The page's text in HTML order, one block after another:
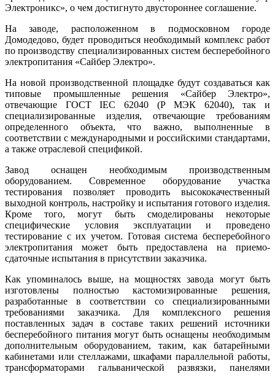
Электроникс», о чем достигнуто двустороннее соглашение.
На заводе, расположенном в подмосковном городе
Домодедово, будет проводиться необходимый комплекс работ
по производству специализированных систем бесперебойного
электропитания «Сайбер Электро».
На новой производственной площадке будут создаваться как
типовые промышленные решения «Сайбер Электро»,
отвечающие ГОСТ IEC 62040 (Р МЭК 62040), так и
специализированные изделия, отвечающие требованиям
определенного объекта, что важно, выполненные в
соответствии с международными и российскими стандартами,
а также отраслевой спецификой.
Завод оснащен необходимым производственным
оборудованием. Современное оборудование участка
тестирования позволяет проводить высококачественный
выходной контроль, настройку и испытания готового изделия.
Кроме того, могут быть смоделированы некоторые
специфические условия эксплуатации и проведено
тестирование с их учетом. Готовая система бесперебойного
электропитания может быть предоставлена на приемо-
сдаточные испытания в присутствии заказчика.
Как упоминалось выше, на мощностях завода могут быть
изготовлены полностью кастомизированные решения,
разработанные в соответствии со специализированными
требованиями заказчика. Для комплексного решения
поставленных задач в составе таких решений источники
бесперебойного питания могут быть оснащены необходимым
дополнительным оборудованием, таким, как батарейными
кабинетами или стеллажами, шкафами параллельной работы,
трансформаторами гальванической развязки, панелями